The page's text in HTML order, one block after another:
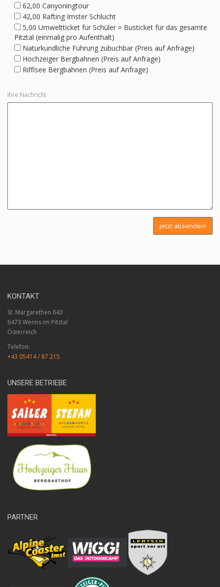
62,00 Canyoningtour
42,00 Rafting Imster Schlucht
5,00 Umweltticket für Schüler = Busticket für das gesamte
Pitztal (einmalig pro Aufenthalt)
Naturkundliche Führung zubuchbar (Preis auf Anfrage)
Hochzeiger Bergbahnen (Preis auf Anfrage)
Rifflsee Bergbahnen (Preis auf Anfrage)
Ihre Nachricht
KONTAKT
St. Margarethen 643
6473 Wenns im Pitztal
Österreich
Telefon:
+43 05414 / 87 215
UNSERE BETRIEBE
PARTNER